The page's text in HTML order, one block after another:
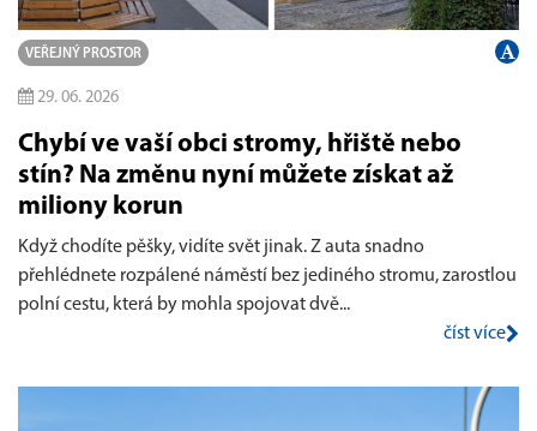
VEŘEJNÝ PROSTOR
29. 06. 2026
Chybí ve vaší obci stromy, hřiště nebo
stín? Na změnu nyní můžete získat až
miliony korun
Když chodíte pěšky, vidíte svět jinak. Z auta snadno
přehlédnete rozpálené náměstí bez jediného stromu, zarostlou
polní cestu, která by mohla spojovat dvě...
číst více